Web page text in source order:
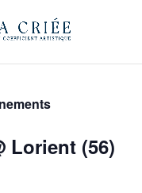
Lorient (56)